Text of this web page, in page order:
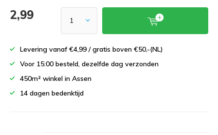
2,99
Levering vanaf €4,99 / gratis boven €50,-(NL)
Voor 15:00 besteld, dezelfde dag verzonden
450m² winkel in Assen
14 dagen bedenktijd